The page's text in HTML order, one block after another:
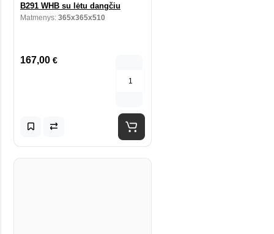
B291 WHB su lėtu dangčiu
Matmenys: 365x365x510
167,00 €